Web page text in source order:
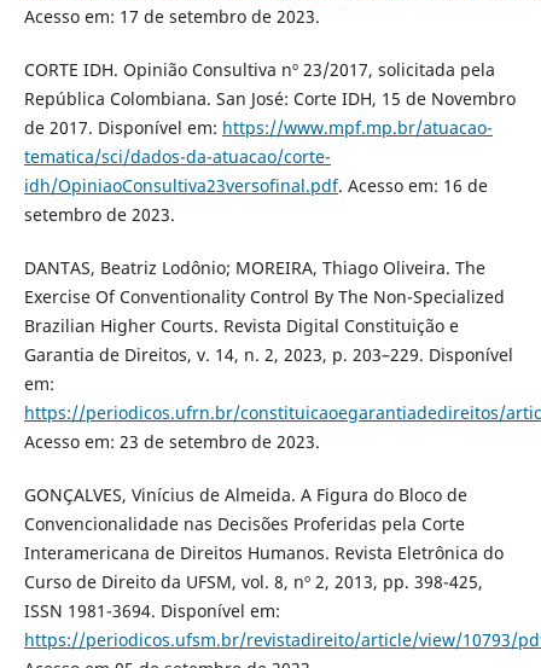
Acesso em: 17 de setembro de 2023.
CORTE IDH. Opinião Consultiva nº 23/2017, solicitada pela
República Colombiana. San José: Corte IDH, 15 de Novembro
de 2017. Disponível em: https://www.mpf.mp.br/atuacao-
tematica/sci/dados-da-atuacao/corte-
idh/OpiniaoConsultiva23versofinal.pdf. Acesso em: 16 de
setembro de 2023.
DANTAS, Beatriz Lodônio; MOREIRA, Thiago Oliveira. The
Exercise Of Conventionality Control By The Non-Specialized
Brazilian Higher Courts. Revista Digital Constituição e
Garantia de Direitos, v. 14, n. 2, 2023, p. 203–229. Disponível
em:
https://periodicos.ufrn.br/constituicaoegarantiadedireitos/
Acesso em: 23 de setembro de 2023.
GONÇALVES, Vinícius de Almeida. A Figura do Bloco de
Convencionalidade nas Decisões Proferidas pela Corte
Interamericana de Direitos Humanos. Revista Eletrônica do
Curso de Direito da UFSM, vol. 8, nº 2, 2013, pp. 398-425,
ISSN 1981-3694. Disponível em:
https://periodicos.ufsm.br/revistadireito/article/view/10793/